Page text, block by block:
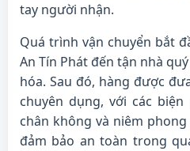
tay người nhận.
Quá trình vận chuyển bắt
An Tín Phát đến tận nhà
hóa. Sau đó, hàng được
chuyên dụng, với các
chân không và niêm
đảm bảo an toàn trong